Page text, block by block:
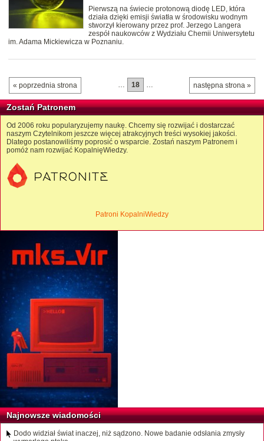
Pierwszą na świecie protonową diodę LED, która
działa dzięki emisji światła w środowisku wodnym
stworzył kierowany przez prof. Jerzego Langera
zespół naukowców z Wydziału Chemii Uniwersytetu
im. Adama Mickiewicza w Poznaniu.
« poprzednia strona następna strona »
… 18 …
Zostań Patronem
Od 2006 roku popularyzujemy naukę. Chcemy się rozwijać i dostarczać
naszym Czytelnikom jeszcze więcej atrakcyjnych treści wysokiej jakości.
Dlatego postanowiliśmy poprosić o wsparcie. Zostań naszym Patronem i
pomóż nam rozwijać KopalnięWiedzy.
Patroni KopalniWiedzy
Najnowsze wiadomości
Dodo widział świat inaczej, niż sądzono. Nowe badanie odsłania zmysły